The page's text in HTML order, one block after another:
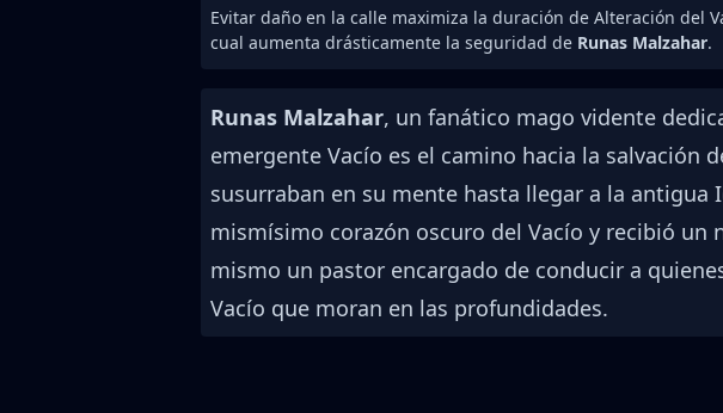
Evitar daño en la calle maximiza la duración de Alteración del
cual aumenta drásticamente la seguridad de Runas Malzahar.
Runas Malzahar, un fanático mago vidente
emergente Vacío es el camino hacia la salvación
susurraban en su mente hasta llegar a la
mismísimo corazón oscuro del Vacío y recibió un
mismo un pastor encargado de conducir a
Vacío que moran en las profundidades.